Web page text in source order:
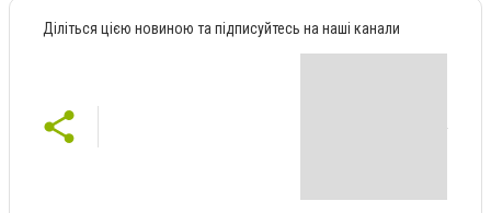
Діліться цією новиною та підписуйтесь на наші канали